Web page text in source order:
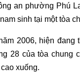
an phường Phú
sinh tại một tòa
2006, hiện
28 của tòa
xuống.